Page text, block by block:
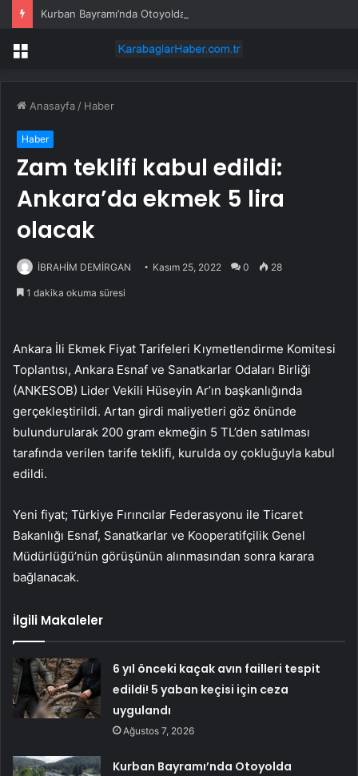
Kurban Bayramı’nda Otoyolda Yoğunluk
Menü
Anasayfa / Haber
Haber
Zam teklifi kabul edildi:
Ankara’da ekmek 5 lira
olacak
İBRAHİM DEMİRGAN Kasım 25, 2022 0 28
1 dakika okuma süresi
Ankara İli Ekmek Fiyat Tarifeleri Kıymetlendirme Komitesi
Toplantısı, Ankara Esnaf ve Sanatkarlar Odaları Birliği
(ANKESOB) Lider Vekili Hüseyin Ar’ın başkanlığında
gerçekleştirildi. Artan girdi maliyetleri göz önünde
bulundurularak 200 gram ekmeğin 5 TL’den satılması
tarafında verilen tarife teklifi, kurulda oy çokluğuyla kabul
edildi.
Yeni fiyat; Türkiye Fırıncılar Federasyonu ile Ticaret
Bakanlığı Esnaf, Sanatkarlar ve Kooperatifçilik Genel
Müdürlüğü’nün görüşünün alınmasından sonra karara
bağlanacak.
İlgili Makaleler
6 yıl önceki kaçak avın failleri tespit
edildi! 5 yaban keçisi için ceza
uygulandı
Ağustos 7, 2026
Kurban Bayramı’nda Otoyolda